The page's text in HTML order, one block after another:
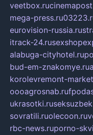
veetbox.ru
mega-press.ru
eurovision-russia.ru
itrack-24.ru
alabuga-cityhotel.ru
bud-em-znakomye.ru
korolevremont-
oooagrosnab.ru
ukrasotki.ru
sovratili.ruolecoon.ru
rbc-news.ruporno-